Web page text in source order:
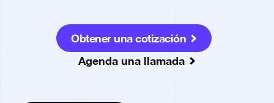
Sign In
Obtener una cotización
Agenda una llamada